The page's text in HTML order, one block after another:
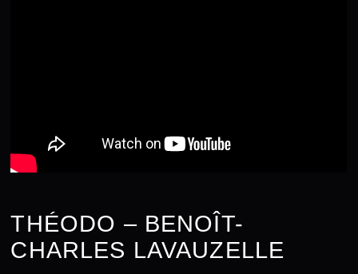
THÉODO – BENOÎT-
CHARLES LAVAUZELLE